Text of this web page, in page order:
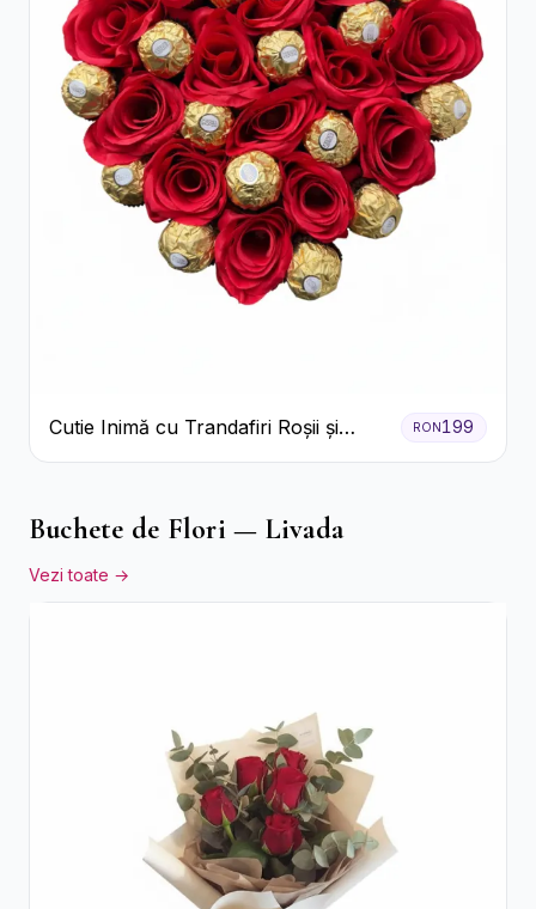
Cutie Inimă cu Trandafiri Roșii și
Ferrero Rocher
RON199
Buchete de Flori — Livada
Vezi toate →